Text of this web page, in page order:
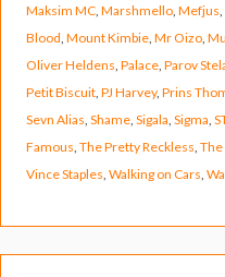
Maksim MC, Marshmello, Mefjus
Blood Mount Kimbie, Mr Oizo,
Oliver Heldens Palace, Parov
Petit Biscuit, PJ Harvey, Prins
Sevn Alias Shame, Sigala Sigma
Famous The Pretty Reckless The
Vince Staples Walking on Cars